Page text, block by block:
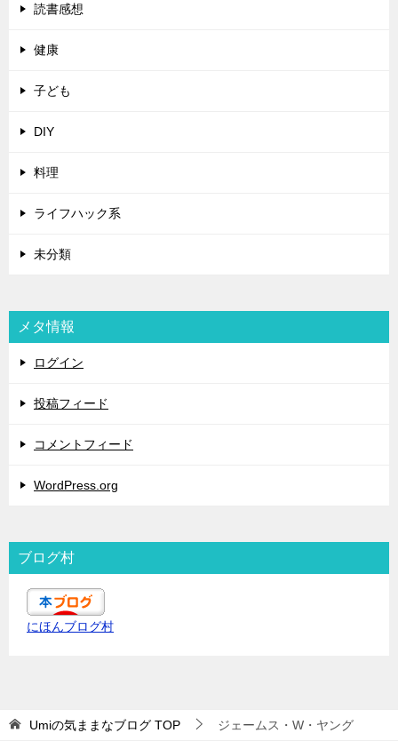
読書感想
健康
子ども
DIY
料理
ライフハック系
未分類
メタ情報
ログイン
投稿フィード
コメントフィード
WordPress.org
ブログ村
にほんブログ村
Umiの気ままなブログ TOP ジェームス・W・ヤング